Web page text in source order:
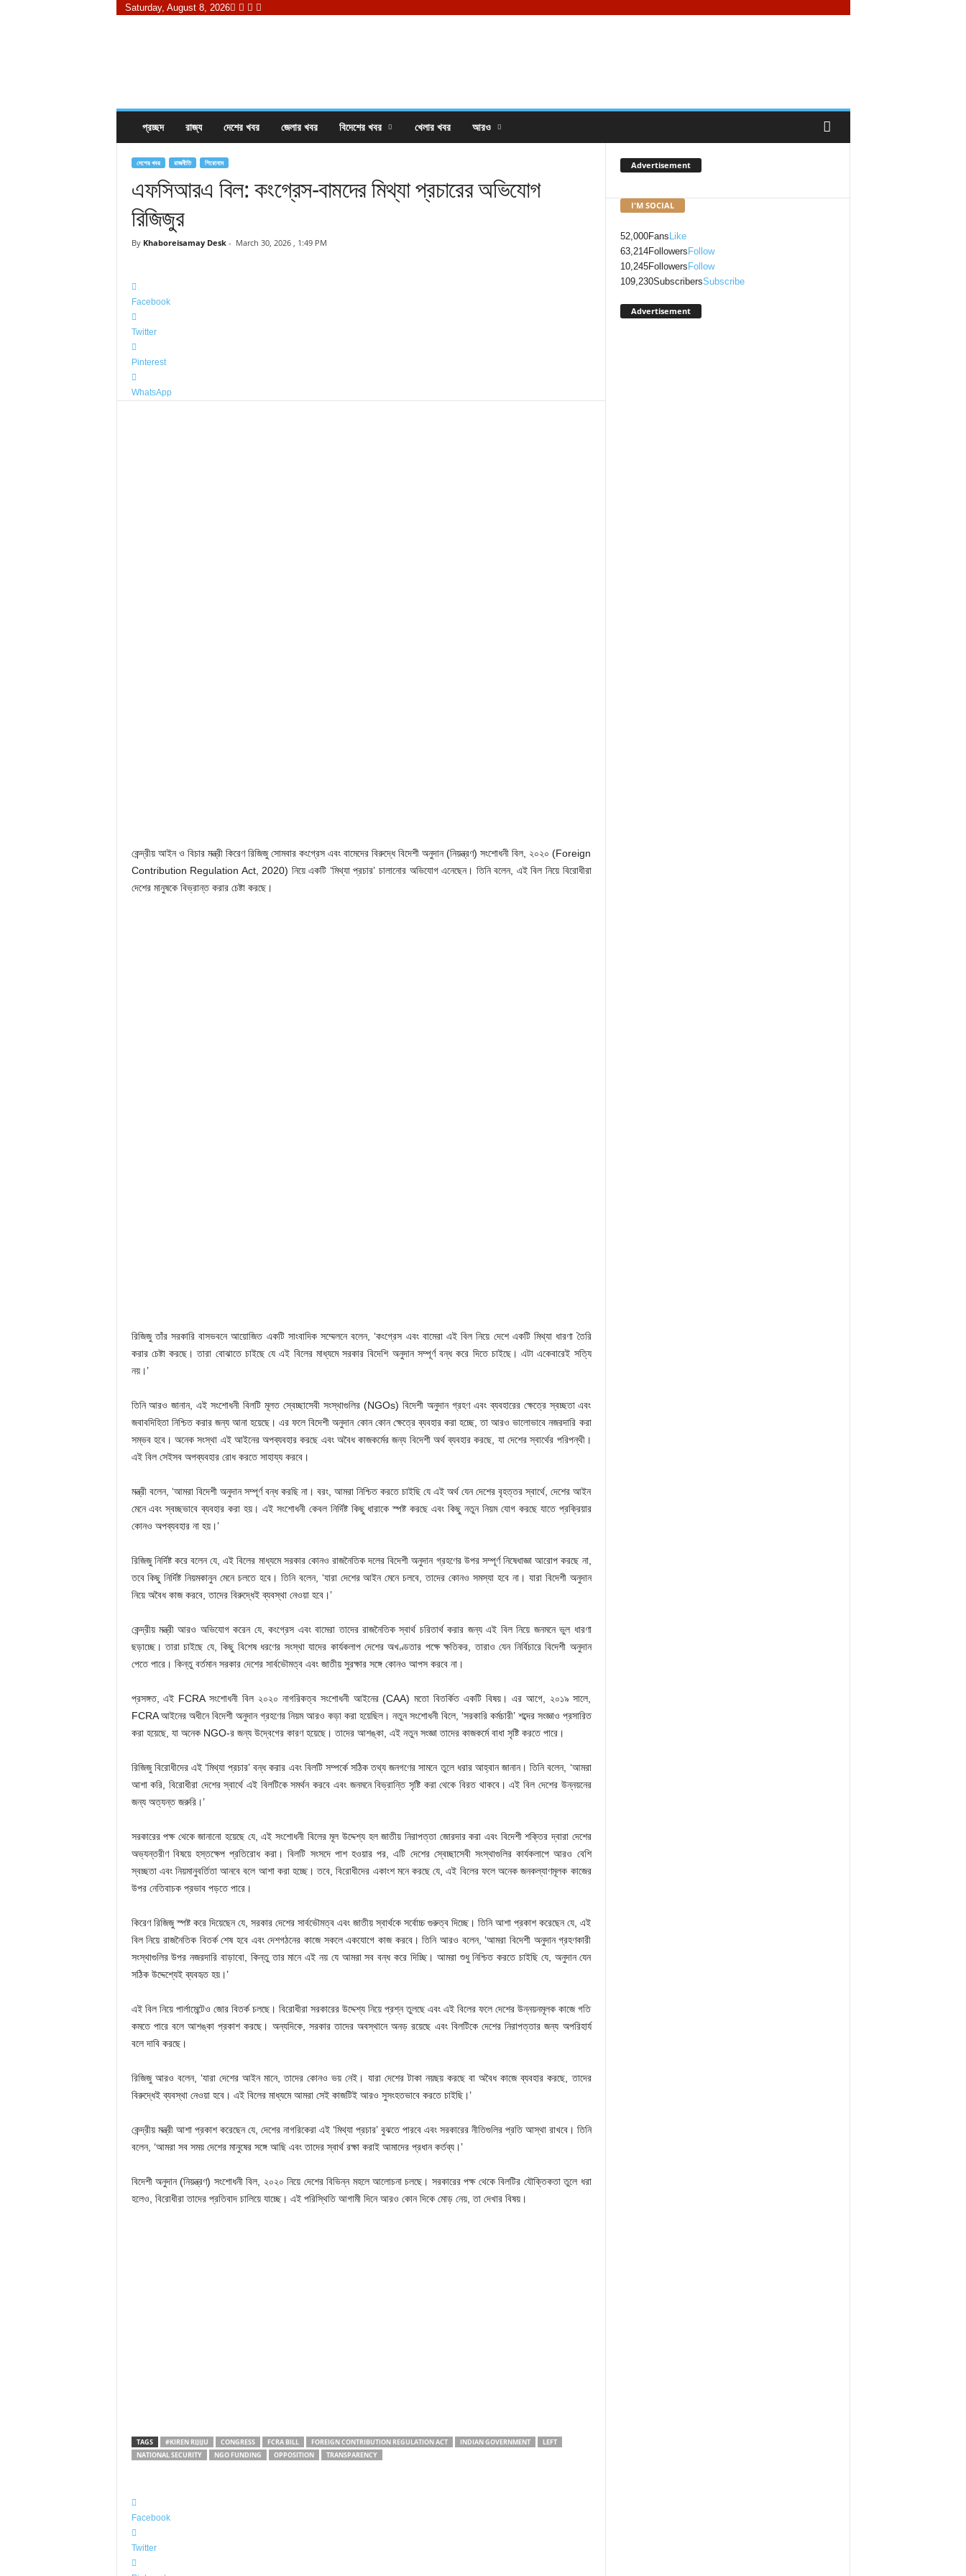
Saturday, August 8, 2026
প্রচ্ছদ রাজ্য দেশের খবর জেলার খবর বিদেশের খবর খেলার খবর আরও
দেশের খবর রাজনীতি শিরোনাম
এফসিআরএ বিল: কংগ্রেস-বামদের মিথ্যা প্রচারের অভিযোগ
রিজিজুর
By Khaboreisamay Desk- March 30, 2026 , 1:49 PM
Facebook
Twitter
Pinterest
WhatsApp
কেন্দ্রীয় আইন ও বিচার মন্ত্রী কিরেণ রিজিজু সোমবার কংগ্রেস এবং বামেদের বিরুদ্ধে বিদেশী অনুদান (নিয়ন্ত্রণ) সংশোধনী বিল, ২০২০ (Foreign
Contribution Regulation Act, 2020) নিয়ে একটি ‘মিথ্যা প্রচার’ চালানোর অভিযোগ এনেছেন। তিনি বলেন, এই বিল নিয়ে বিরোধীরা
দেশের মানুষকে বিভ্রান্ত করার চেষ্টা করছে।
রিজিজু তাঁর সরকারি বাসভবনে আয়োজিত একটি সাংবাদিক সম্মেলনে বলেন, ‘কংগ্রেস এবং বামেরা এই বিল নিয়ে দেশে একটি মিথ্যা ধারণা তৈরি
করার চেষ্টা করছে। তারা বোঝাতে চাইছে যে এই বিলের মাধ্যমে সরকার বিদেশি অনুদান সম্পূর্ণ বন্ধ করে দিতে চাইছে। এটা একেবারেই সত্যি
নয়।’
তিনি আরও জানান, এই সংশোধনী বিলটি মূলত স্বেচ্ছাসেবী সংস্থাগুলির (NGOs) বিদেশী অনুদান গ্রহণ এবং ব্যবহারের ক্ষেত্রে স্বচ্ছতা এবং
জবাবদিহিতা নিশ্চিত করার জন্য আনা হয়েছে। এর ফলে বিদেশী অনুদান কোন কোন ক্ষেত্রে ব্যবহার করা হচ্ছে, তা আরও ভালোভাবে নজরদারি করা
সম্ভব হবে। অনেক সংস্থা এই আইনের অপব্যবহার করছে এবং অবৈধ কাজকর্মের জন্য বিদেশী অর্থ ব্যবহার করছে, যা দেশের স্বার্থের পরিপন্থী।
এই বিল সেইসব অপব্যবহার রোধ করতে সাহায্য করবে।
মন্ত্রী বলেন, ‘আমরা বিদেশী অনুদান সম্পূর্ণ বন্ধ করছি না। বরং, আমরা নিশ্চিত করতে চাইছি যে এই অর্থ যেন দেশের বৃহত্তর স্বার্থে, দেশের আইন
মেনে এবং স্বচ্ছভাবে ব্যবহার করা হয়। এই সংশোধনী কেবল নির্দিষ্ট কিছু ধারাকে স্পষ্ট করছে এবং কিছু নতুন নিয়ম যোগ করছে যাতে প্রক্রিয়ার
কোনও অপব্যবহার না হয়।’
রিজিজু নির্দিষ্ট করে বলেন যে, এই বিলের মাধ্যমে সরকার কোনও রাজনৈতিক দলের বিদেশী অনুদান গ্রহণের উপর সম্পূর্ণ নিষেধাজ্ঞা আরোপ করছে না,
তবে কিছু নির্দিষ্ট নিয়মকানুন মেনে চলতে হবে। তিনি বলেন, ‘যারা দেশের আইন মেনে চলবে, তাদের কোনও সমস্যা হবে না। যারা বিদেশী অনুদান
নিয়ে অবৈধ কাজ করবে, তাদের বিরুদ্ধেই ব্যবস্থা নেওয়া হবে।’
কেন্দ্রীয় মন্ত্রী আরও অভিযোগ করেন যে, কংগ্রেস এবং বামেরা তাদের রাজনৈতিক স্বার্থ চরিতার্থ করার জন্য এই বিল নিয়ে জনমনে ভুল ধারণা
ছড়াচ্ছে। তারা চাইছে যে, কিছু বিশেষ ধরণের সংস্থা যাদের কার্যকলাপ দেশের অখণ্ডতার পক্ষে ক্ষতিকর, তারাও যেন নির্বিচারে বিদেশী অনুদান
পেতে পারে। কিন্তু বর্তমান সরকার দেশের সার্বভৌমত্ব এবং জাতীয় সুরক্ষার সঙ্গে কোনও আপস করবে না।
প্রসঙ্গত, এই FCRA সংশোধনী বিল ২০২০ নাগরিকত্ব সংশোধনী আইনের (CAA) মতো বিতর্কিত একটি বিষয়। এর আগে, ২০১৯ সালে,
FCRA আইনের অধীনে বিদেশী অনুদান গ্রহণের নিয়ম আরও কড়া করা হয়েছিল। নতুন সংশোধনী বিলে, ‘সরকারি কর্মচারী’ শব্দের সংজ্ঞাও প্রসারিত
করা হয়েছে, যা অনেক NGO-র জন্য উদ্বেগের কারণ হয়েছে। তাদের আশঙ্কা, এই নতুন সংজ্ঞা তাদের কাজকর্মে বাধা সৃষ্টি করতে পারে।
রিজিজু বিরোধীদের এই ‘মিথ্যা প্রচার’ বন্ধ করার এবং বিলটি সম্পর্কে সঠিক তথ্য জনগণের সামনে তুলে ধরার আহ্বান জানান। তিনি বলেন, ‘আমরা
আশা করি, বিরোধীরা দেশের স্বার্থে এই বিলটিকে সমর্থন করবে এবং জনমনে বিভ্রান্তি সৃষ্টি করা থেকে বিরত থাকবে। এই বিল দেশের উন্নয়নের
জন্য অত্যন্ত জরুরি।’
সরকারের পক্ষ থেকে জানানো হয়েছে যে, এই সংশোধনী বিলের মূল উদ্দেশ্য হল জাতীয় নিরাপত্তা জোরদার করা এবং বিদেশী শক্তির দ্বারা দেশের
অভ্যন্তরীণ বিষয়ে হস্তক্ষেপ প্রতিরোধ করা। বিলটি সংসদে পাশ হওয়ার পর, এটি দেশের স্বেচ্ছাসেবী সংস্থাগুলির কার্যকলাপে আরও বেশি
স্বচ্ছতা এবং নিয়মানুবর্তিতা আনবে বলে আশা করা হচ্ছে। তবে, বিরোধীদের একাংশ মনে করছে যে, এই বিলের ফলে অনেক জনকল্যাণমূলক কাজের
উপর নেতিবাচক প্রভাব পড়তে পারে।
কিরেণ রিজিজু স্পষ্ট করে দিয়েছেন যে, সরকার দেশের সার্বভৌমত্ব এবং জাতীয় স্বার্থকে সর্বোচ্চ গুরুত্ব দিচ্ছে। তিনি আশা প্রকাশ করেছেন যে, এই
বিল নিয়ে রাজনৈতিক বিতর্ক শেষ হবে এবং দেশগঠনের কাজে সকলে একযোগে কাজ করবে। তিনি আরও বলেন, ‘আমরা বিদেশী অনুদান গ্রহণকারী
সংস্থাগুলির উপর নজরদারি বাড়াবো, কিন্তু তার মানে এই নয় যে আমরা সব বন্ধ করে দিচ্ছি। আমরা শুধু নিশ্চিত করতে চাইছি যে, অনুদান যেন
সঠিক উদ্দেশ্যেই ব্যবহৃত হয়।’
এই বিল নিয়ে পার্লামেন্টেও জোর বিতর্ক চলছে। বিরোধীরা সরকারের উদ্দেশ্য নিয়ে প্রশ্ন তুলছে এবং এই বিলের ফলে দেশের উন্নয়নমূলক কাজে গতি
কমতে পারে বলে আশঙ্কা প্রকাশ করছে। অন্যদিকে, সরকার তাদের অবস্থানে অনড় রয়েছে এবং বিলটিকে দেশের নিরাপত্তার জন্য অপরিহার্য
বলে দাবি করছে।
রিজিজু আরও বলেন, ‘যারা দেশের আইন মানে, তাদের কোনও ভয় নেই। যারা দেশের টাকা নয়ছয় করছে বা অবৈধ কাজে ব্যবহার করছে, তাদের
বিরুদ্ধেই ব্যবস্থা নেওয়া হবে। এই বিলের মাধ্যমে আমরা সেই কাজটিই আরও সুসংহতভাবে করতে চাইছি।’
কেন্দ্রীয় মন্ত্রী আশা প্রকাশ করেছেন যে, দেশের নাগরিকেরা এই ‘মিথ্যা প্রচার’ বুঝতে পারবে এবং সরকারের নীতিগুলির প্রতি আস্থা রাখবে। তিনি
বলেন, ‘আমরা সব সময় দেশের মানুষের সঙ্গে আছি এবং তাদের স্বার্থ রক্ষা করাই আমাদের প্রধান কর্তব্য।’
বিদেশী অনুদান (নিয়ন্ত্রণ) সংশোধনী বিল, ২০২০ নিয়ে দেশের বিভিন্ন মহলে আলোচনা চলছে। সরকারের পক্ষ থেকে বিলটির যৌক্তিকতা তুলে ধরা
হলেও, বিরোধীরা তাদের প্রতিবাদ চালিয়ে যাচ্ছে। এই পরিস্থিতি আগামী দিনে আরও কোন দিকে মোড় নেয়, তা দেখার বিষয়।
TAGS #KIREN RIJIJU CONGRESS FCRA BILL FOREIGN CONTRIBUTION REGULATION ACT INDIAN GOVERNMENT
LEFT
NATIONAL SECURITY
NGO FUNDING OPPOSITION TRANSPARENCY
Facebook
Twitter
Advertisement
I'M SOCIAL
52,000Fans Like
63,214Followers Follow
10,245Followers Follow
109,230SubscribersSubscribe
Advertisement